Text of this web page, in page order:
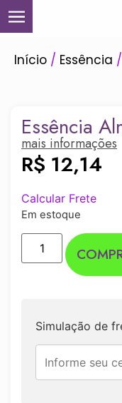
Início / Essência
Essência
mais informações
R$ 12,14
Calcular Frete
Em estoque
Simulação de